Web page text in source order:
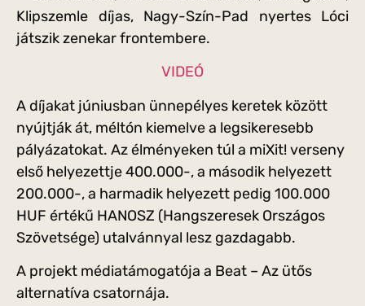
Klipszemle díjas, Nagy-Szín-Pad nyertes Lóci
játszik zenekar frontembere.
VIDEÓ
A díjakat júniusban ünnepélyes keretek között
nyújtják át, méltón kiemelve a legsikeresebb
pályázatokat. Az élményeken túl a miXit! verseny
első helyezettje 400.000-, a második helyezett
200.000-, a harmadik helyezett pedig 100.000
HUF értékű HANOSZ (Hangszeresek Országos
Szövetsége) utalvánnyal lesz gazdagabb.
A projekt médiatámogatója a Beat – Az ütős
alternatíva csatornája.